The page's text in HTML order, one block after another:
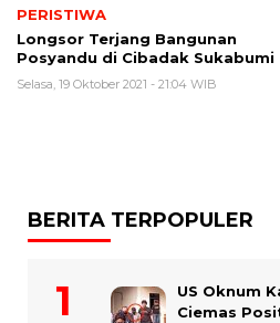
PERISTIWA
Longsor Terjang Bangunan
Posyandu di Cibadak Sukabumi
Selasa, 19 Oktober 2021 - 21:04 WIB
BERITA TERPOPULER
US Oknum
Ciemas